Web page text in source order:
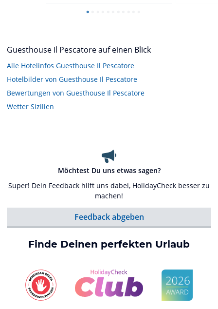
Guesthouse Il Pescatore auf einen Blick
Alle Hotelinfos Guesthouse Il Pescatore
Hotelbilder von Guesthouse Il Pescatore
Bewertungen von Guesthouse Il Pescatore
Wetter Sizilien
Möchtest Du uns etwas sagen?
Super! Dein Feedback hilft uns dabei, HolidayCheck besser zu
machen!
Feedback abgeben
Finde Deinen perfekten Urlaub